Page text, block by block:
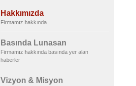
Hakkımızda
Firmamız hakkında
Basında Lunasan
Firmamız hakkında basında yer alan
haberler
Vizyon & Misyon